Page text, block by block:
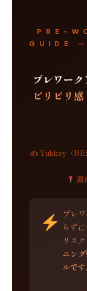
PRE-
GUIDE
プレワー
ピリピリ
✍ Yukkey（
調
プレ
らず
リス
ニン
ルです